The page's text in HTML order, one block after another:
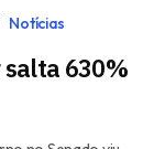
Notícias
630%